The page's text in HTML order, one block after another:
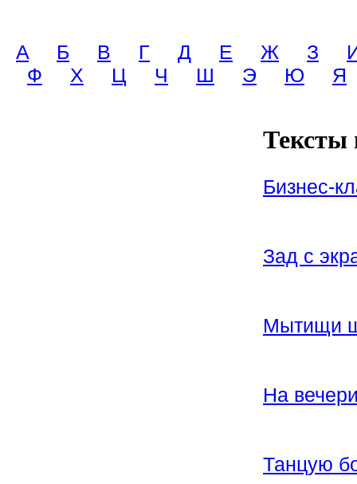
A Б В Г Д Е Ж З
Ф
Х Ц Ч Ш Э Ю Я
Тексты
Бизнес-
Зад с
Мытищи
На
Танцую